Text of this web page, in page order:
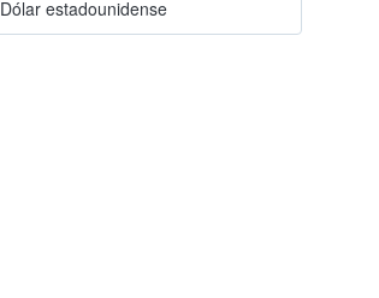
Dólar estadounidense